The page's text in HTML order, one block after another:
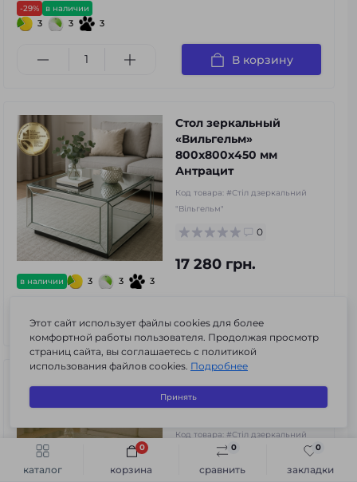
каталог сравнить
0
закладки
0
корзина
0
Быстрый заказ В корзину
-29% в наличии
3 3 3
В корзину
в наличии 3 3 3
Стол зеркальный
«Вильгельм»
800х800х450 мм
Антрацит
Код товара: #Стіл дзеркальний
"Вільгельм"
0
17 280 грн.
В корзину
«Вацлав» 1000х800х450
мм Антрацит
Код товара: #Стіл дзеркальний
Этот сайт использует файлы cookies для более
комфортной работы пользователя. Продолжая просмотр
страниц сайта, вы соглашаетесь с политикой
использования файлов cookies. Подробнее
Принять